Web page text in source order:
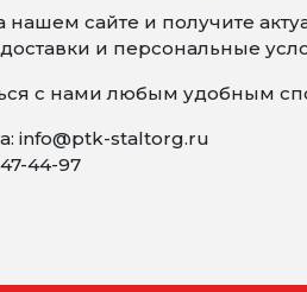
нашем сайте и получите
и персональные
с нами любым удобным
info@ptk-staltorg.ru
44-97